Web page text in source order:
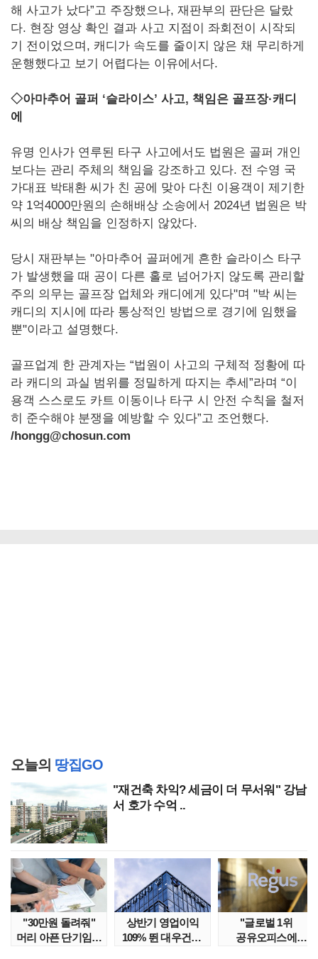
해 사고가 났다”고 주장했으나, 재판부의 판단은 달랐
다. 현장 영상 확인 결과 사고 지점이 좌회전이 시작되
기 전이었으며, 캐디가 속도를 줄이지 않은 채 무리하게
운행했다고 보기 어렵다는 이유에서다.
◇아마추어 골퍼 ‘슬라이스’ 사고, 책임은 골프장·캐디
에
유명 인사가 연루된 타구 사고에서도 법원은 골퍼 개인
보다는 관리 주체의 책임을 강조하고 있다. 전 수영 국
가대표 박태환 씨가 친 공에 맞아 다친 이용객이 제기한
약 1억4000만원의 손해배상 소송에서 2024년 법원은 박
씨의 배상 책임을 인정하지 않았다.
당시 재판부는 "아마추어 골퍼에게 흔한 슬라이스 타구
가 발생했을 때 공이 다른 홀로 넘어가지 않도록 관리할
주의 의무는 골프장 업체와 캐디에게 있다"며 "박 씨는
캐디의 지시에 따라 통상적인 방법으로 경기에 임했을
뿐"이라고 설명했다.
골프업계 한 관계자는 “법원이 사고의 구체적 정황에 따
라 캐디의 과실 범위를 정밀하게 따지는 추세”라며 “이
용객 스스로도 카트 이동이나 타구 시 안전 수칙을 철저
히 준수해야 분쟁을 예방할 수 있다”고 조언했다.
/hongg@chosun.com
오늘의 땅집GO
"재건축 차익? 세금이 더 무서워" 강남
서 호가 수억 ..
"30만원 돌려줘"
머리 아픈 단기임대
상반기 영업이익
109% 뛴 대우건설,
"글로벌 1위
공유오피스에